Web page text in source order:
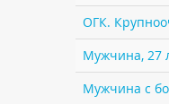
ОГК.
Мужчина, 27
Мужчина с